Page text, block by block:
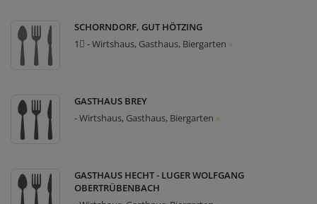
SCHORNDORF, GUT HÖTZING
1⃣ - Wirtshaus, Gasthaus, Biergarten »
GASTHAUS BREY
- Wirtshaus, Gasthaus, Biergarten »
GASTHAUS HECHT - LUGER WOLFGANG
OBERTRÜBENBACH